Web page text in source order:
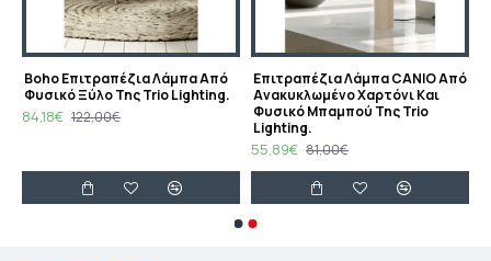
Boho Επιτραπέζια Λάμπα Από
Φυσικό Ξύλο Της Trio Lighting.
84,18€ 122,00€
Eπιτραπέζια Λάμπα CANIO Από
Ανακυκλωμένο Χαρτόνι Και
Φυσικό Μπαμπού Της Trio
Lighting.
55,89€ 81,00€